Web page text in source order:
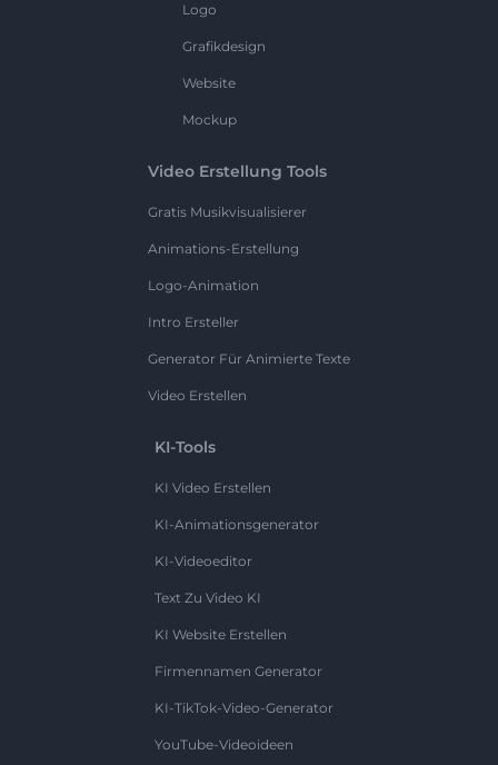
Logo
Grafikdesign
Website
Mockup
Video Erstellung Tools
Gratis Musikvisualisierer
Animations-Erstellung
Logo-Animation
Intro Ersteller
Generator Für Animierte Texte
Video Erstellen
KI-Tools
KI Video Erstellen
KI-Animationsgenerator
KI-Videoeditor
Text Zu Video KI
KI Website Erstellen
Firmennamen Generator
KI-TikTok-Video-Generator
YouTube-Videoideen